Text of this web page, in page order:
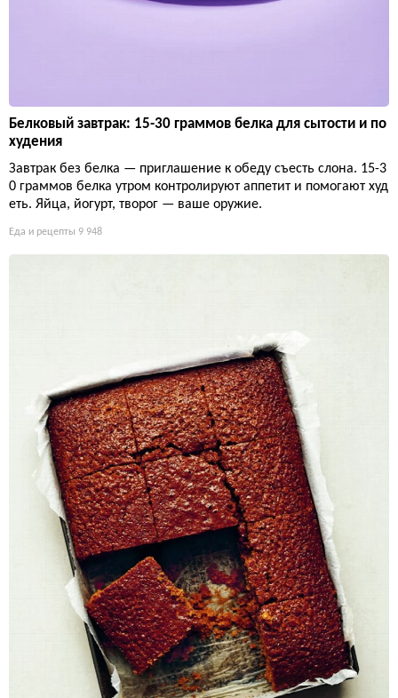
Белковый завтрак: 15-30 граммов белка для сытости и по
худения
Завтрак без белка — приглашение к обеду съесть слона. 15-3
0 граммов белка утром контролируют аппетит и помогают худ
еть. Яйца, йогурт, творог — ваше оружие.
Еда и рецепты 9 948